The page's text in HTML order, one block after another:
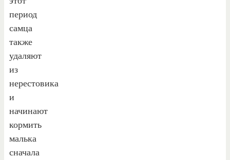
период
самца
также
удаляют
из
нерестовика
и
начинают
кормить
малька
сначала